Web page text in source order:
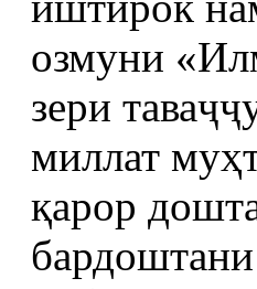
озмуни
зери
миллат
қарор